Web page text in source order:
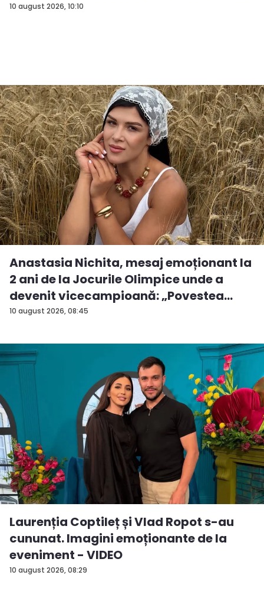
10 august 2026, 10:10
10 august 2026, 08:45
Anastasia Nichita, mesaj emoționant la
2 ani de la Jocurile Olimpice unde a
devenit vicecampioană: „Povestea
mea...
10 august 2026, 08:29
Laurenția Coptileț și Vlad Ropot s-au
cununat. Imagini emoționante de la
eveniment - VIDEO